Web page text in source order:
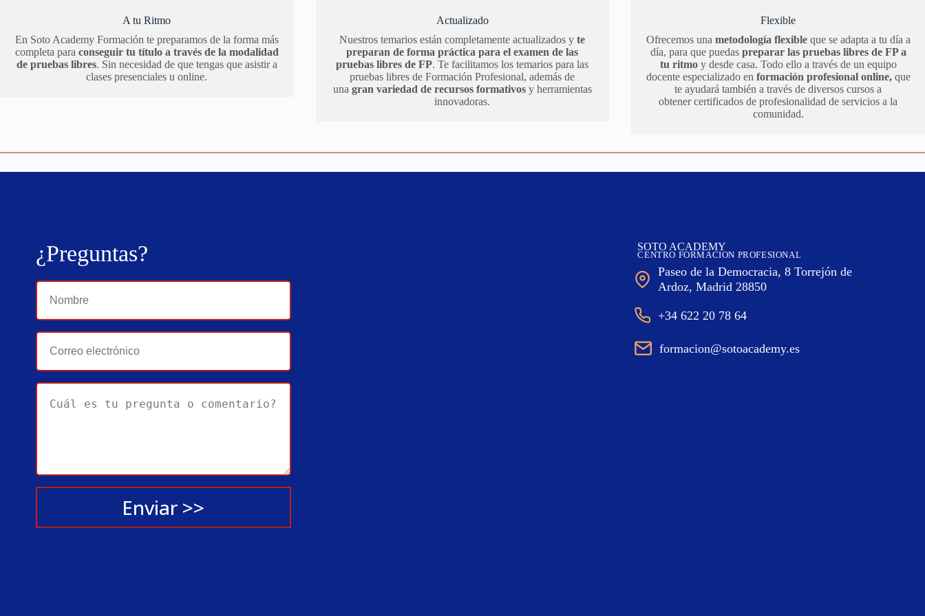
A tu Ritmo
En Soto Academy Formación te preparamos de la forma más
completa para conseguir tu título a través de la modalidad
de pruebas libres. Sin necesidad de que tengas que asistir a
clases presenciales u online.
Actualizado
Nuestros temarios están completamente actualizados y te
preparan de forma práctica para el examen de las
pruebas libres de FP. Te facilitamos los temarios para las
pruebas libres de Formación Profesional, además de
una gran variedad de recursos formativosy herramientas
innovadoras.
Flexible
Ofrecemos una metodología flexibleque se adapta a tu día a
día, para que puedas preparar las pruebas libres de FP a
tu ritmo y desde casa. Todo ello a través de un equipo
docente especializado en formación profesional online, que
te ayudará también a través de diversos cursos a
obtener certificados de profesionalidad de servicios a la
comunidad.
¿Preguntas?
Enviar >>
SOTO ACADEMY
CENTRO FORMACION PROFESIONAL
Paseo de la Democracia, 8 Torrejón de
Ardoz, Madrid 28850
+34 622 20 78 64
formacion@sotoacademy.es